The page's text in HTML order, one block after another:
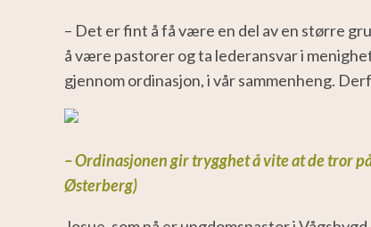
– Det er fint å få være en del av en større
å være pastorer og ta lederansvar i
gjennom ordinasjon, i vår sammenheng.
– Ordinasjonen gir trygghet å vite at de tror
Østerberg)